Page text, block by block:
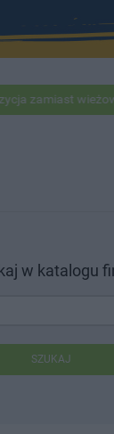
wieżowca
w katalogu
SZUKAJ